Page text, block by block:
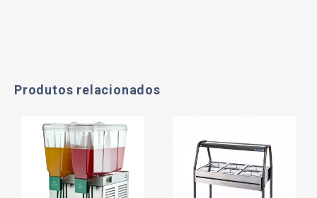
Produtos relacionados